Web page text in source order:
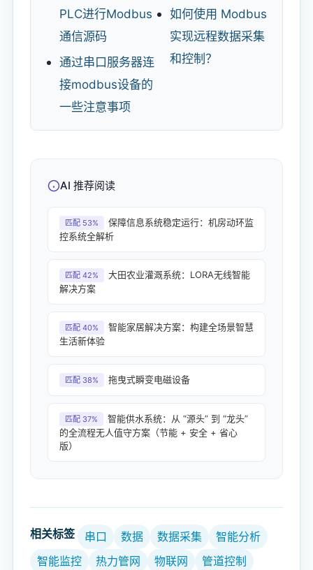
PLC进行Modbus
通信源码
通过串口服务器连
接modbus设备的
一些注意事项
如何使用 Modbus
实现远程数据采集
和控制？
AI 推荐阅读
匹配 53%
保障信息系统稳定运行：机房动环监
控系统全解析
匹配 42%
大田农业灌溉系统：LORA无线智能
解决方案
匹配 40%
智能家居解决方案：构建全场景智慧
生活新体验
匹配 38% 拖曳式瞬变电磁设备
匹配 37%
智能供水系统：从 “源头” 到 “龙头”
的全流程无人值守方案（节能 + 安全 + 省心
版）
相关标签 串口 数据 数据采集
智能分析
智能监控
热力管网 物联网 管道控制